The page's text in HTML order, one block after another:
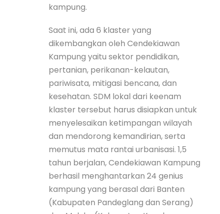
kampung.
Saat ini, ada 6 klaster yang
dikembangkan oleh Cendekiawan
Kampung yaitu sektor pendidikan,
pertanian, perikanan-kelautan,
pariwisata, mitigasi bencana, dan
kesehatan. SDM lokal dari keenam
klaster tersebut harus disiapkan untuk
menyelesaikan ketimpangan wilayah
dan mendorong kemandirian, serta
memutus mata rantai urbanisasi. 1,5
tahun berjalan, Cendekiawan Kampung
berhasil menghantarkan 24 genius
kampung yang berasal dari Banten
(Kabupaten Pandeglang dan Serang)